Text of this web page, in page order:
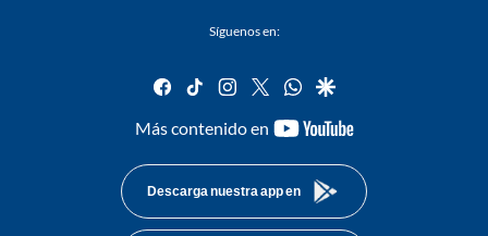
Síguenos en:
facebook
tiktok instagram
twitterwhatsapp
google
Más contenido en
youtube-
Descarga nuestra app en